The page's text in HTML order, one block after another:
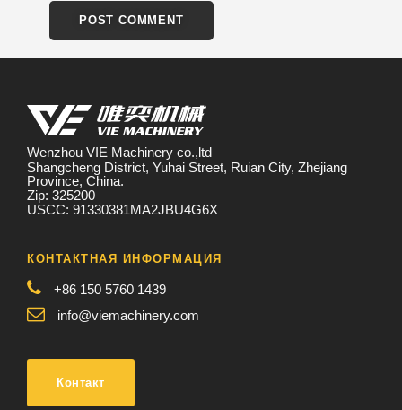
Wenzhou VIE Machinery co.,ltd
Shangcheng District, Yuhai Street, Ruian City, Zhejiang
Province, China.
Zip: 325200
USCC: 91330381MA2JBU4G6X
КОНТАКТНАЯ ИНФОРМАЦИЯ
+86 150 5760 1439
info@viemachinery.com
Контакт